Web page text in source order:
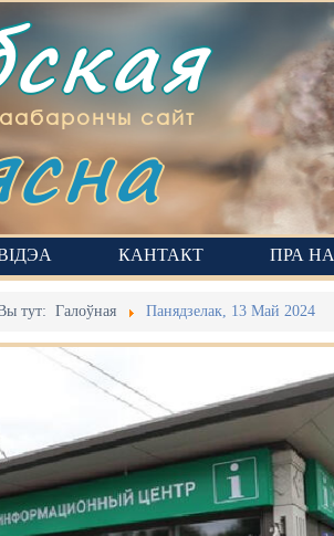
сайт
КАНТАКТ ПРА
тут:Галоўная Панядзелак, 13 Май 2024